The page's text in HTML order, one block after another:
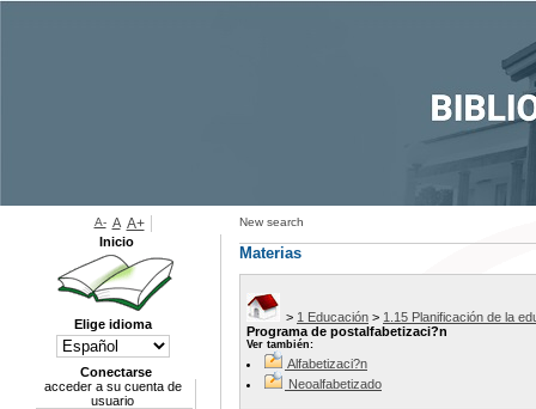
New search
Materias
> 1 Educación > 1.15 Planificación de la
Programa de postalfabetizaci?n
Ver también:
Alfabetizaci?n
Neoalfabetizado
A- A A+
Inicio
Elige idioma
Conectarse
acceder a su cuenta de
usuario